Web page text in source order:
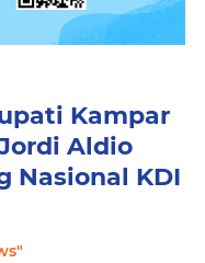
Kampar
Aldio
Nasional KDI